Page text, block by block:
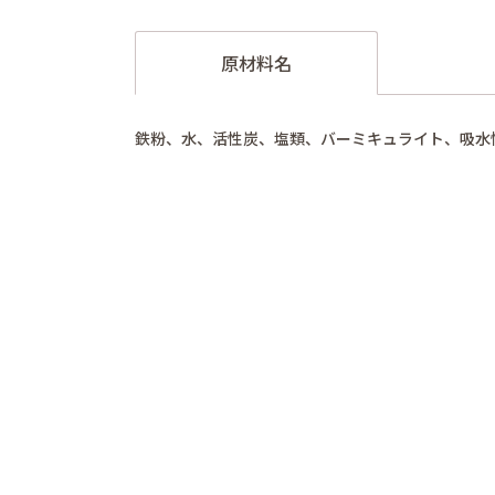
原材料名
鉄粉、水、活性炭、塩類、バーミキュライト、吸